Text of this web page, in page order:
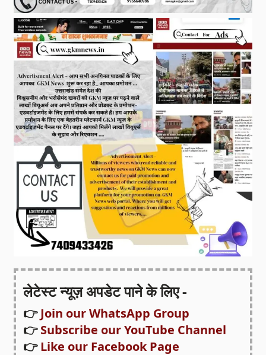
लेटेस्ट न्यूज़ अपडेट पाने के लिए -
👉Join our WhatsApp Group
👉Subscribe our YouTube Channel
👉Like our Facebook Page